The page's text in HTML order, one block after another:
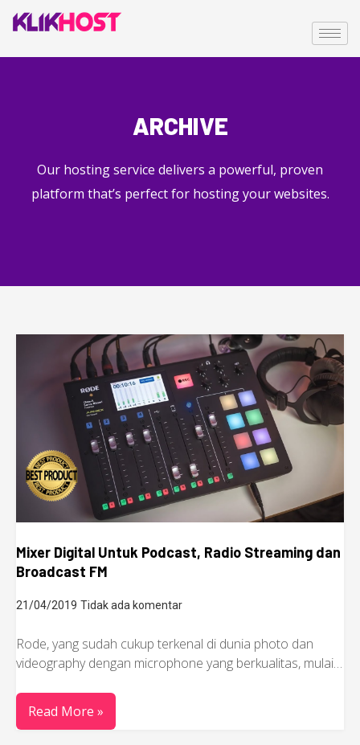
ARCHIVE
Our hosting service delivers a powerful, proven
platform that’s perfect for hosting your websites.
Mixer Digital Untuk Podcast, Radio Streaming dan
Broadcast FM
21/04/2019 Tidak ada komentar
Rode, yang sudah cukup terkenal di dunia photo dan
videography dengan microphone yang berkualitas, mulai…
Read More »